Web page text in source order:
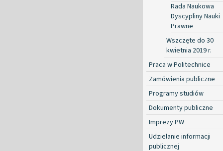
Rada Naukowa
Dyscypliny Nauki
Prawne
Wszczęte do 30
kwietnia 2019 r.
Praca w Politechnice
Zamówienia publiczne
Programy studiów
Dokumenty publiczne
Imprezy PW
Udzielanie informacji
publicznej